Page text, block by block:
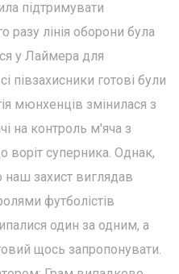
підтримувати
разу лінія оборони була
у Лаймера для
півзахисники готові були
мюнхенців змінилася з
на контроль м'яча з
суперника. Однак,
захист виглядав
футболістів
один за одним, а
щось запропонувати.